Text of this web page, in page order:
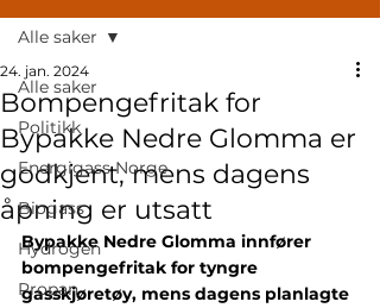
Alle saker
Politikk
Energigass Norge
Biogass
Hydrogen
Propan
Alle saker
Bompengefritak for
Bypakke Nedre Glomma er
godkjent, mens dagens
åpning er utsatt
24. jan. 2024
Bypakke Nedre Glomma innfører
bompengefritak for tyngre
gasskjøretøy, mens dagens planlagte